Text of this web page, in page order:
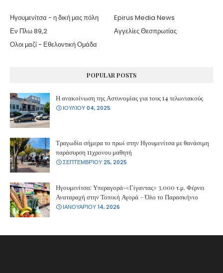
Ηγουμενίτσα - η δική μας πόλη
Epirus Media News
Εν Πλω 89,2
Αγγελίες Θεσπρωτίας
Ολοι μαζί - Εθελοντική Ομάδα
POPULAR POSTS
Η ανακοίνωση της Αστυνομίας για τους 14 τελωνιακούς
ΙΟΥΛΊΟΥ 04, 2025
Τραγωδία σήμερα το πρωί στην Ηγουμενίτσα με θανάσιμη
παράσυρση 11χρονου μαθητή
ΣΕΠΤΕΜΒΡΊΟΥ 25, 2025
Ηγουμενίτσα: Υπεραγορά-«Γίγαντας» 3.000 τ.μ. Φέρνει
Αναταραχή στην Τοπική Αγορά – Όλο το Παρασκήνιο
ΙΑΝΟΥΑΡΊΟΥ 14, 2026